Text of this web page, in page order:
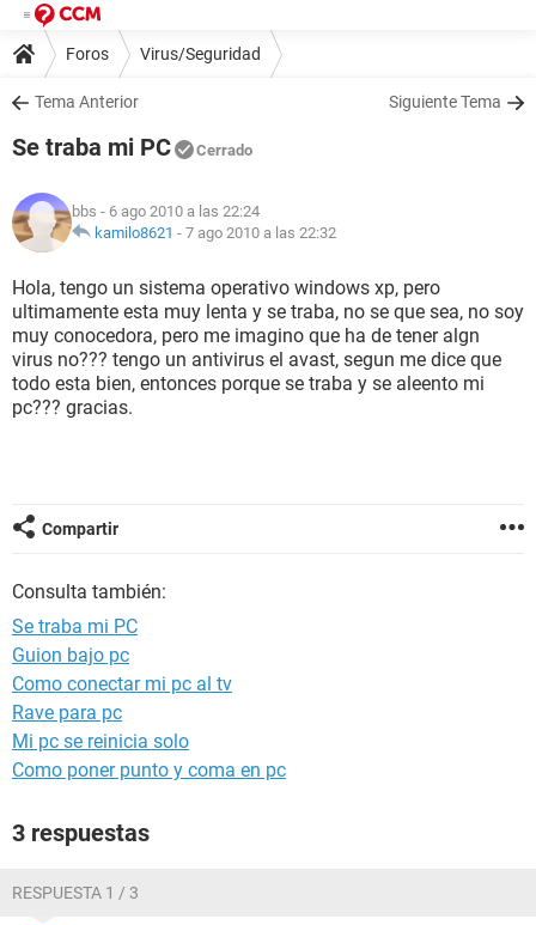
Foros Virus/Seguridad
Tema Anterior Siguiente Tema
Se traba mi PC Cerrado
bbs - 6 ago 2010 a las 22:24
kamilo8621 - 7 ago 2010 a las 22:32
Hola, tengo un sistema operativo windows xp, pero
ultimamente esta muy lenta y se traba, no se que sea, no soy
muy conocedora, pero me imagino que ha de tener algn
virus no??? tengo un antivirus el avast, segun me dice que
todo esta bien, entonces porque se traba y se aleento mi
pc??? gracias.
Compartir
Consulta también:
Se traba mi PC
Guion bajo pc
Como conectar mi pc al tv
Rave para pc
Mi pc se reinicia solo
Como poner punto y coma en pc
3 respuestas
RESPUESTA 1 / 3